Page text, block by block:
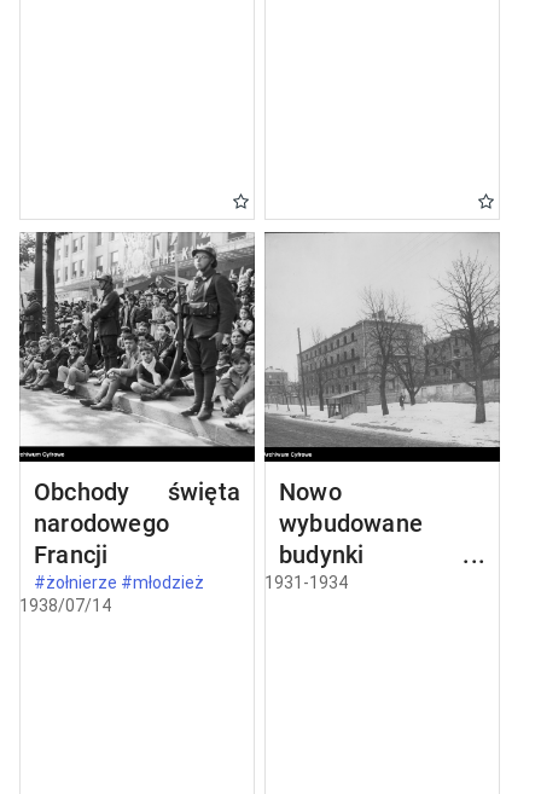
Obchody święta
narodowego
Francji
#żołnierze #młodzież
1938/07/14
Nowo
wybudowane
budynki w
Częstochowie
1931-1934